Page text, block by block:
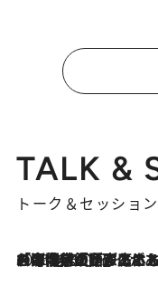
TALK &
トーク＆セッション
2026.8.3
「今後値上げがあるとすれば…」「リスクがあるのは今年の冬」エネルギー専門家が語る、ホルムズ海峡封鎖が家庭にもたらす“ある心配”